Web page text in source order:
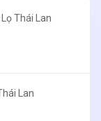
Thái Lan
Lan